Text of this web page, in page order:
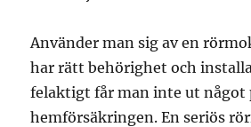
Använder man sig av en
har rätt behörighet och
felaktigt får man inte ut något
hemförsäkringen. En seriös